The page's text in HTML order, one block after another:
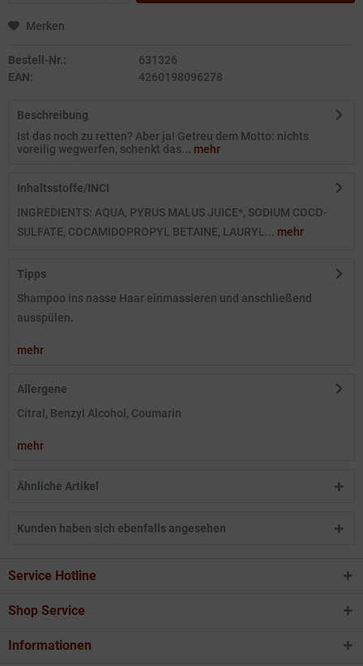
Merken
Bestell-Nr.:
631326
EAN:
4260198096278
Beschreibung
Ist das noch zu retten? Aber ja! Getreu dem Motto: nichts
voreilig wegwerfen, schenkt das... mehr
Inhaltsstoffe/INCI
INGREDIENTS: AQUA, PYRUS MALUS JUICE*, SODIUM COCO-
SULFATE, COCAMIDOPROPYL BETAINE, LAURYL... mehr
Tipps
Shampoo ins nasse Haar einmassieren und anschließend
ausspülen.
mehr
Allergene
Citral, Benzyl Alcohol, Coumarin
mehr
Ähnliche Artikel
Kunden haben sich ebenfalls angesehen
Service Hotline
Shop Service
Informationen